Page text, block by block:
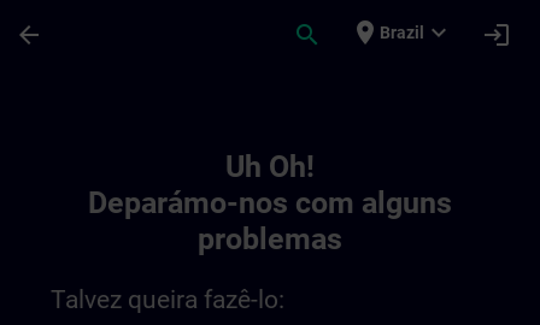
arrow_back search place Brazil expand_more login
Uh Oh!
Deparámo-nos com alguns
problemas
Talvez queira fazê-lo: